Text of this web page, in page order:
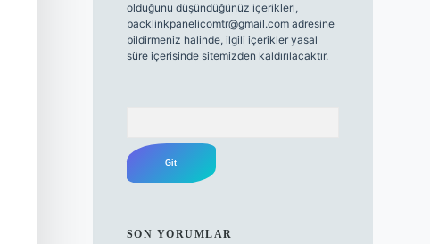
olduğunu düşündüğünüz içerikleri,
backlinkpanelicomtr@gmail.comadresine
bildirmeniz halinde, ilgili içerikler yasal
süre içerisinde sitemizden kaldırılacaktır.
SON YORUMLAR